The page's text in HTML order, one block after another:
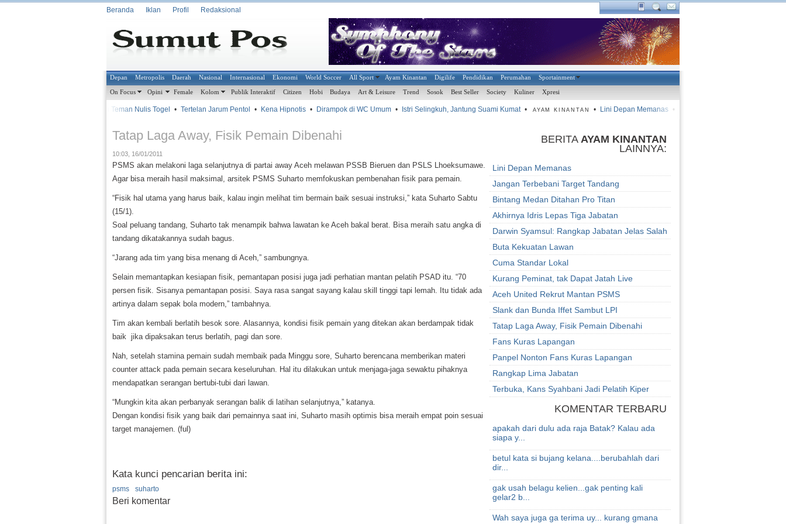
Beranda Iklan Profil Redaksional
Depan Metropolis Daerah Nasional Internasional Ekonomi World Soccer All Sport Ayam Kinantan Digilife Pendidikan Perumahan Sportainment
On Focus Opini Female Kolom Publik Interaktif Citizen Hobi Budaya Art & Leisure Trend Sosok Best Seller Society Kuliner Xpresi
Bantu Teman Nulis Togel Tertelan Jarum Pentol Kena Hipnotis • Dirampok di WC Umum • Istri Selingkuh, Jantung Suami Kumat • AYAM KINANTAN Lini Depan Memanas • Jangan Terbebani Target Tandang
Tatap Laga Away, Fisik Pemain Dibenahi
10:03, 16/01/2011
PSMS akan melakoni laga selanjutnya di partai away Aceh melawan PSSB Bieruen dan PSLS Lhoeksumawe.
Agar bisa meraih hasil maksimal, arsitek PSMS Suharto memfokuskan pembenahan fisik para pemain.
“Fisik hal utama yang harus baik, kalau ingin melihat tim bermain baik sesuai instruksi,” kata Suharto Sabtu
(15/1).
Soal peluang tandang, Suharto tak menampik bahwa lawatan ke Aceh bakal berat. Bisa meraih satu angka di
tandang dikatakannya sudah bagus.
“Jarang ada tim yang bisa menang di Aceh,” sambungnya.
Selain memantapkan kesiapan fisik, pemantapan posisi juga jadi perhatian mantan pelatih PSAD itu. “70
persen fisik. Sisanya pemantapan posisi. Saya rasa sangat sayang kalau skill tinggi tapi lemah. Itu tidak ada
artinya dalam sepak bola modern,” tambahnya.
Tim akan kembali berlatih besok sore. Alasannya, kondisi fisik pemain yang ditekan akan berdampak tidak
baik jika dipaksakan terus berlatih, pagi dan sore.
Nah, setelah stamina pemain sudah membaik pada Minggu sore, Suharto berencana memberikan materi
counter attack pada pemain secara keseluruhan. Hal itu dilakukan untuk menjaga-jaga sewaktu pihaknya
mendapatkan serangan bertubi-tubi dari lawan.
“Mungkin kita akan perbanyak serangan balik di latihan selanjutnya,” katanya.
Dengan kondisi fisik yang baik dari pemainnya saat ini, Suharto masih optimis bisa meraih empat poin sesuai
target manajemen. (ful)
Kata kunci pencarian berita ini:
psms suharto
Beri komentar
BERITA AYAM KINANTAN
LAINNYA:
Lini Depan Memanas
Jangan Terbebani Target Tandang
Bintang Medan Ditahan Pro Titan
Akhirnya Idris Lepas Tiga Jabatan
Darwin Syamsul: Rangkap Jabatan Jelas Salah
Buta Kekuatan Lawan
Cuma Standar Lokal
Kurang Peminat, tak Dapat Jatah Live
Aceh United Rekrut Mantan PSMS
Slank dan Bunda Iffet Sambut LPI
Tatap Laga Away, Fisik Pemain Dibenahi
Fans Kuras Lapangan
Panpel Nonton Fans Kuras Lapangan
Rangkap Lima Jabatan
Terbuka, Kans Syahbani Jadi Pelatih Kiper
KOMENTAR TERBARU
apakah dari dulu ada raja Batak? Kalau ada
siapa y...
betul kata si bujang kelana....berubahlah dari
dir...
gak usah belagu kelien...gak penting kali
gelar2 b...
Wah saya juga ga terima uy... kurang gmana